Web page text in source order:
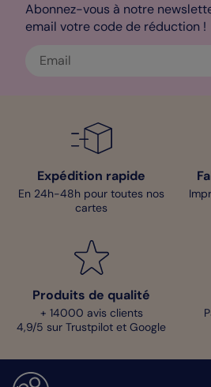
Abonnez-vous à notre
email votre code de réduction !
Expédition rapide
En 24h-48h pour toutes nos
cartes
Produits de qualité
+ 14000 avis clients
4,9/5 sur Trustpilot et Google